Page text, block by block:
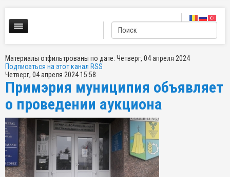
Материалы отфильтрованы по дате: Четверг, 04 апреля 2024
Подписаться на этот канал RSS
Четверг, 04 апреля 2024 15:58
Примэрия муниципия объявляет
о проведении аукциона